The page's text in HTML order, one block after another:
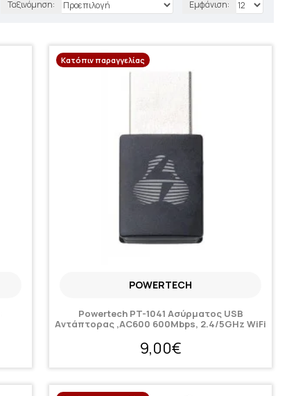
Ταξινόμηση: Εμφάνιση:
Κατόπιν παραγγελίας
POWERTECH
Powertech PT-1041 Aσύρματος USB
Aντάπτορας ,AC600 600Mbps, 2.4/5GHz WiFi
9,00€